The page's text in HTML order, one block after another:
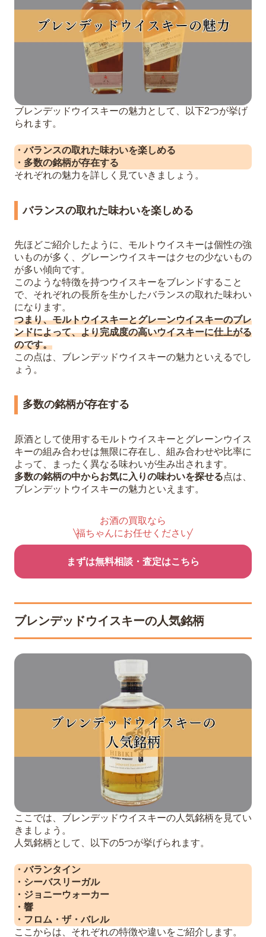
ブレンデッドウイスキーの魅力として、以下2つが挙げ
られます。
・バランスの取れた味わいを楽しめる
・多数の銘柄が存在する
それぞれの魅力を詳しく見ていきましょう。
バランスの取れた味わいを楽しめる
先ほどご紹介したように、モルトウイスキーは個性の強
いものが多く、グレーンウイスキーはクセの少ないもの
が多い傾向です。
このような特徴を持つウイスキーをブレンドすること
で、それぞれの長所を生かしたバランスの取れた味わい
になります。
つまり、モルトウイスキーとグレーンウイスキーのブレ
ンドによって、より完成度の高いウイスキーに仕上がる
のです。
この点は、ブレンデッドウイスキーの魅力といえるでし
ょう。
多数の銘柄が存在する
原酒として使用するモルトウイスキーとグレーンウイス
キーの組み合わせは無限に存在し、組み合わせや比率に
よって、まったく異なる味わいが生み出されます。
多数の銘柄の中からお気に入りの味わいを探せる点は、
ブレンデットウイスキーの魅力といえます。
お酒の買取なら
福ちゃんにお任せください
まずは無料相談・査定はこちら
ブレンデッドウイスキーの人気銘柄
ここでは、ブレンデッドウイスキーの人気銘柄を見てい
きましょう。
人気銘柄として、以下の5つが挙げられます。
・バランタイン
・シーバスリーガル
・ジョニーウォーカー
・響
・フロム・ザ・バレル
ここからは、それぞれの特徴や違いをご紹介します。